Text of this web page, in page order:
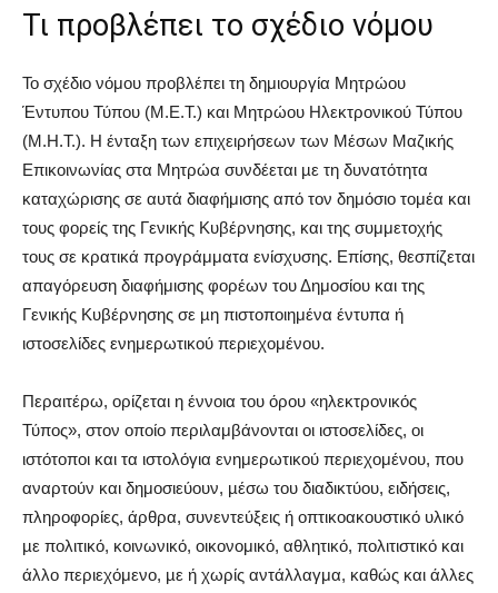
Τι προβλέπει το σχέδιο νόμου
Το σχέδιο νόμου προβλέπει τη δημιουργία Μητρώου
Έντυπου Τύπου (M.E.T.) και Μητρώου Ηλεκτρονικού Τύπου
(Μ.Η.Τ.). Η ένταξη των επιχειρήσεων των Μέσων Μαζικής
Επικοινωνίας στα Μητρώα συνδέεται µε τη δυνατότητα
καταχώρισης σε αυτά διαφήμισης από τον δημόσιο τομέα και
τους φορείς της Γενικής Κυβέρνησης, και της συμμετοχής
τους σε κρατικά προγράμματα ενίσχυσης. Επίσης, θεσπίζεται
απαγόρευση διαφήμισης φορέων του Δημοσίου και της
Γενικής Κυβέρνησης σε µη πιστοποιημένα έντυπα ή
ιστοσελίδες ενημερωτικού περιεχομένου.
Περαιτέρω, ορίζεται η έννοια του όρου «ηλεκτρονικός
Τύπος», στον οποίο περιλαμβάνονται οι ιστοσελίδες, οι
ιστότοποι και τα ιστολόγια ενημερωτικού περιεχομένου, που
αναρτούν και δημοσιεύουν, µέσω του διαδικτύου, ειδήσεις,
πληροφορίες, άρθρα, συνεντεύξεις ή οπτικοακουστικό υλικό
µε πολιτικό, κοινωνικό, οικονομικό, αθλητικό, πολιτιστικό και
άλλο περιεχόμενο, µε ή χωρίς αντάλλαγμα, καθώς και άλλες